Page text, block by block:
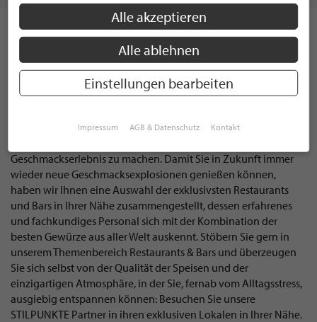
Vom Curry aus Indien über persischen Safran - Die Welt hat
viele kulinarische Köstlichkeiten zu bieten. Was früher als
ungemein kostbar galt und der Grund für diverse
Handelskriege war ist heute so gut wie selbstverständlich:
Köstliche Gewürze. Die Wahl der richtigen Gewürze macht bei
Unterschied. Es braucht die nötige Erfahrung und
Geschmackserlebnis zu machen. Damit Sie in Zukunft immer
wieder neue Geschmacksexplosionen genießen können,
haben wir Ihnen eine Auswahl der exklusivsten Restaurants
und Bars in Ihrer Nähe zusammengestellt, dessen erfahrenes
und fachkundiges Personal sich mit der Kombination der
besten Gewürze aus aller Welt auskennt. Stöbern Sie gern in
unserem Themenbereich Restaurants & Bars und überzeugen
Sie sich selbst von der Qualität der Speisen und der
einzigartigen Atmosphäre, in der Sie, fernab vom Alltagsstress,
ausgiebig entspannen können: Besuchen Sie unsere
STILPUNKTE Partner in ihren exklusiven Lokalen in Ihrer Nähe.
Alle akzeptieren
Alle ablehnen
Einstellungen bearbeiten
Impressum AGB & Datenschutz Kontakt